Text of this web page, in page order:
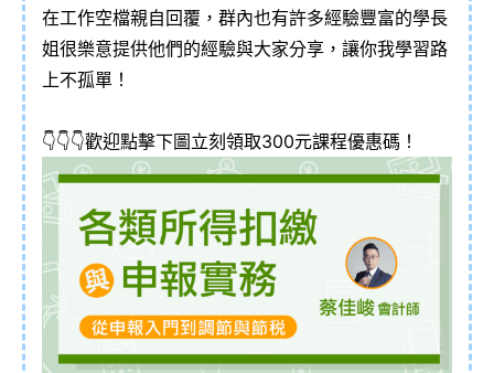
在工作空檔親自回覆，群內也有許多經驗豐富的學長
姐很樂意提供他們的經驗與大家分享，讓你我學習路
上不孤單！
👇👇👇歡迎點擊下圖立刻領取300元課程優惠碼！